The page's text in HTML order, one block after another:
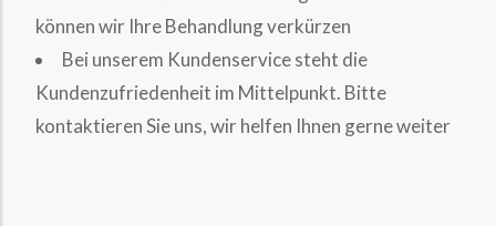
können wir Ihre Behandlung verkürzen
Bei unserem Kundenservice steht die
Kundenzufriedenheit im Mittelpunkt. Bitte
kontaktieren Sie uns, wir helfen Ihnen gerne weiter